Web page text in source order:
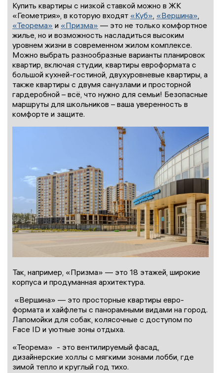
Купить квартиры с низкой ставкой можно в ЖК
«Геометрия», в которую входят «Куб», «Вершина»,
«Теорема» и «Призма» — это не только комфортное
жилье, но и возможность насладиться высоким
уровнем жизни в современном жилом комплексе.
Можно выбрать разнообразные варианты планировок
квартир, включая студии, квартиры евроформата с
большой кухней-гостиной, двухуровневые квартиры, а
также квартиры с двумя санузлами и просторной
гардеробной – всё, что нужно для семьи! Безопасные
маршруты для школьников – ваша уверенность в
комфорте и защите.
Так, например, «Призма» — это 18 этажей, широкие
корпуса и продуманная архитектура.
«Вершина» — это просторные квартиры евро-
формата и хайфлеты с панорамными видами на город.
Лапомойки для собак, колясочные с доступом по
Face ID и уютные зоны отдыха.
«Теорема» - это вентилируемый фасад,
дизайнерские холлы с мягкими зонами лобби, где
зимой тепло и круглый год тихо.